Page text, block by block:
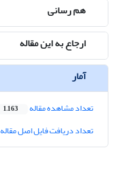
هم رسانی
ارجاع به این مقاله
آمار
تعداد مشاهده مقاله 1,163
تعداد دریافت فایل اصل مقاله